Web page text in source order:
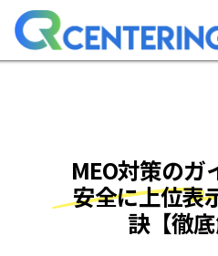
MEO対策のガ
安全に上位表
訣【徹底